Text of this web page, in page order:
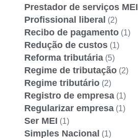
Prestador de serviços MEI
Profissional liberal (2)
Recibo de pagamento(1)
Redução de custos(1)
Reforma tributária(5)
Regime de tributação(2)
Regime tributário(2)
Registro de empresa(1)
Regularizar empresa(1)
Ser MEI (1)
Simples Nacional (1)